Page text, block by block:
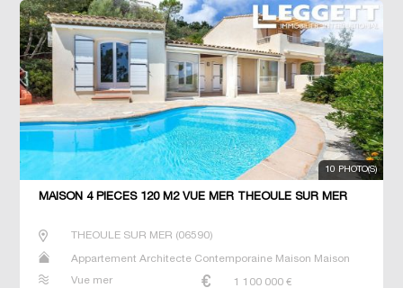
10 PHOTO(S)
MAISON 4 PIECES 120 M2 VUE MER THEOULE SUR MER
THEOULE SUR MER (06590)
Appartement Architecte Contemporaine Maison Maison
Vue mer
1 100 000 €